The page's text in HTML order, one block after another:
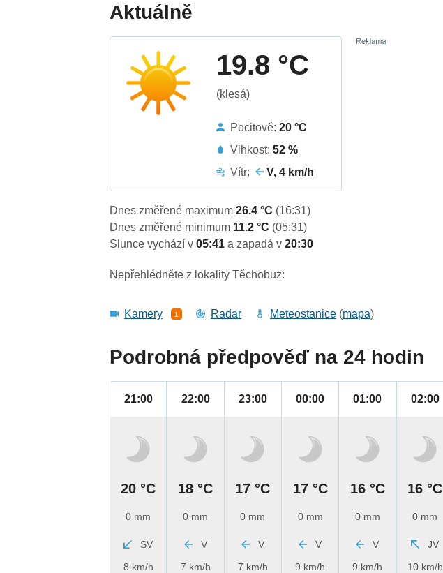
Aktuálně
19.8 °C
(klesá)
Pocitově:20 °C
Vlhkost:52 %
Vítr:
V, 4 km/h
Dnes změřené maximum26.4 °C (16:31)
Dnes změřené minimum 11.2 °C (05:31)
Slunce vychází v05:41a zapadá v20:30
Nepřehlédněte z lokality Těchobuz:
Kamery 1 Radar Meteostanice (mapa)
Podrobná předpověď na 24 hodin
21:00
20 °C
0 mm
SV
8 km/h
22:00
18 °C
0 mm
V
7 km/h
23:00
17 °C
0 mm
V
7 km/h
00:00
17 °C
0 mm
V
9 km/h
01:00
16 °C
0 mm
V
9 km/h
02:00
16 °C
0 mm
JV
10 km/h